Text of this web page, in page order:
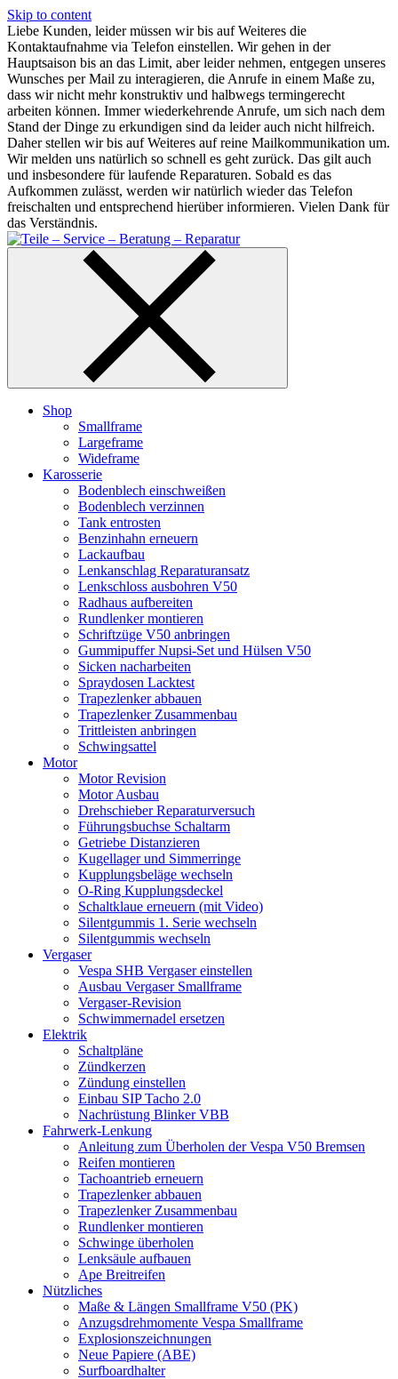
Skip to content
Liebe Kunden, leider müssen wir bis auf Weiteres die
Kontaktaufnahme via Telefon einstellen. Wir gehen in der
Hauptsaison bis an das Limit, aber leider nehmen, entgegen unseres
Wunsches per Mail zu interagieren, die Anrufe in einem Maße zu,
dass wir nicht mehr konstruktiv und halbwegs termingerecht
arbeiten können. Immer wiederkehrende Anrufe, um sich nach dem
Stand der Dinge zu erkundigen sind da leider auch nicht hilfreich.
Daher stellen wir bis auf Weiteres auf reine Mailkommunikation um.
Wir melden uns natürlich so schnell es geht zurück. Das gilt auch
und insbesondere für laufende Reparaturen. Sobald es das
Aufkommen zulässt, werden wir natürlich wieder das Telefon
freischalten und entsprechend hierüber informieren. Vielen Dank für
das Verständnis.
Shop
Smallframe
Largeframe
Wideframe
Karosserie
Bodenblech einschweißen
Bodenblech verzinnen
Tank entrosten
Benzinhahn erneuern
Lackaufbau
Lenkanschlag Reparaturansatz
Lenkschloss ausbohren V50
Radhaus aufbereiten
Rundlenker montieren
Schriftzüge V50 anbringen
Gummipuffer Nupsi-Set und Hülsen V50
Sicken nacharbeiten
Spraydosen Lacktest
Trapezlenker abbauen
Trapezlenker Zusammenbau
Trittleisten anbringen
Schwingsattel
Motor
Motor Revision
Motor Ausbau
Drehschieber Reparaturversuch
Führungsbuchse Schaltarm
Getriebe Distanzieren
Kugellager und Simmerringe
Kupplungsbeläge wechseln
O-Ring Kupplungsdeckel
Schaltklaue erneuern (mit Video)
Silentgummis 1. Serie wechseln
Silentgummis wechseln
Vergaser
Vespa SHB Vergaser einstellen
Ausbau Vergaser Smallframe
Vergaser-Revision
Schwimmernadel ersetzen
Elektrik
Schaltpläne
Zündkerzen
Zündung einstellen
Einbau SIP Tacho 2.0
Nachrüstung Blinker VBB
Fahrwerk-Lenkung
Anleitung zum Überholen der Vespa V50 Bremsen
Reifen montieren
Tachoantrieb erneuern
Trapezlenker abbauen
Trapezlenker Zusammenbau
Rundlenker montieren
Schwinge überholen
Lenksäule aufbauen
Ape Breitreifen
Nützliches
Maße & Längen Smallframe V50 (PK)
Anzugsdrehmomente Vespa Smallframe
Explosionszeichnungen
Neue Papiere (ABE)
Surfboardhalter